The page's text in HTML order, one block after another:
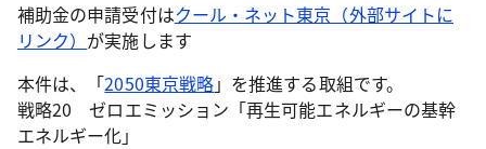
補助金の申請受付はクール・ネット東京（外部サイトに
リンク） が実施します
本件は、「2050東京戦略」を推進する取組です。
戦略20 ゼロエミッション「再生可能エネルギーの基幹
エネルギー化」